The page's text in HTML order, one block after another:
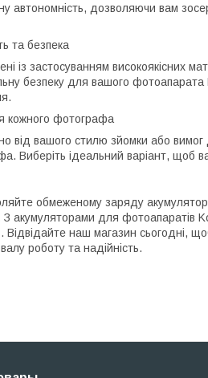
автономність, дозволяючи вам
та безпека
із застосуванням високоякісних
безпеку для вашого фотоапарата
кожного фотографа
від вашого стилю зйомки або вимог
Виберіть ідеальний варіант, щоб
обмеженому заряду
акумуляторами для фотоапаратів
Відвідайте наш магазин сьогодні,
роботу та надійність.